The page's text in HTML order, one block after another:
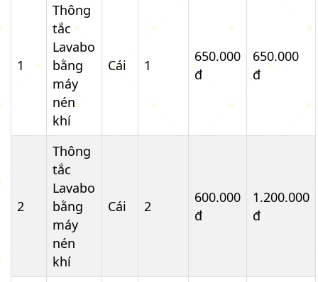
1
Thông
tắc
Lavabo
bằng
máy
nén
khí
Cái 1
650.000
đ
650.000
đ
2
Thông
tắc
Lavabo
bằng
máy
nén
khí
Cái 2
600.000
đ
1.200.000
đ